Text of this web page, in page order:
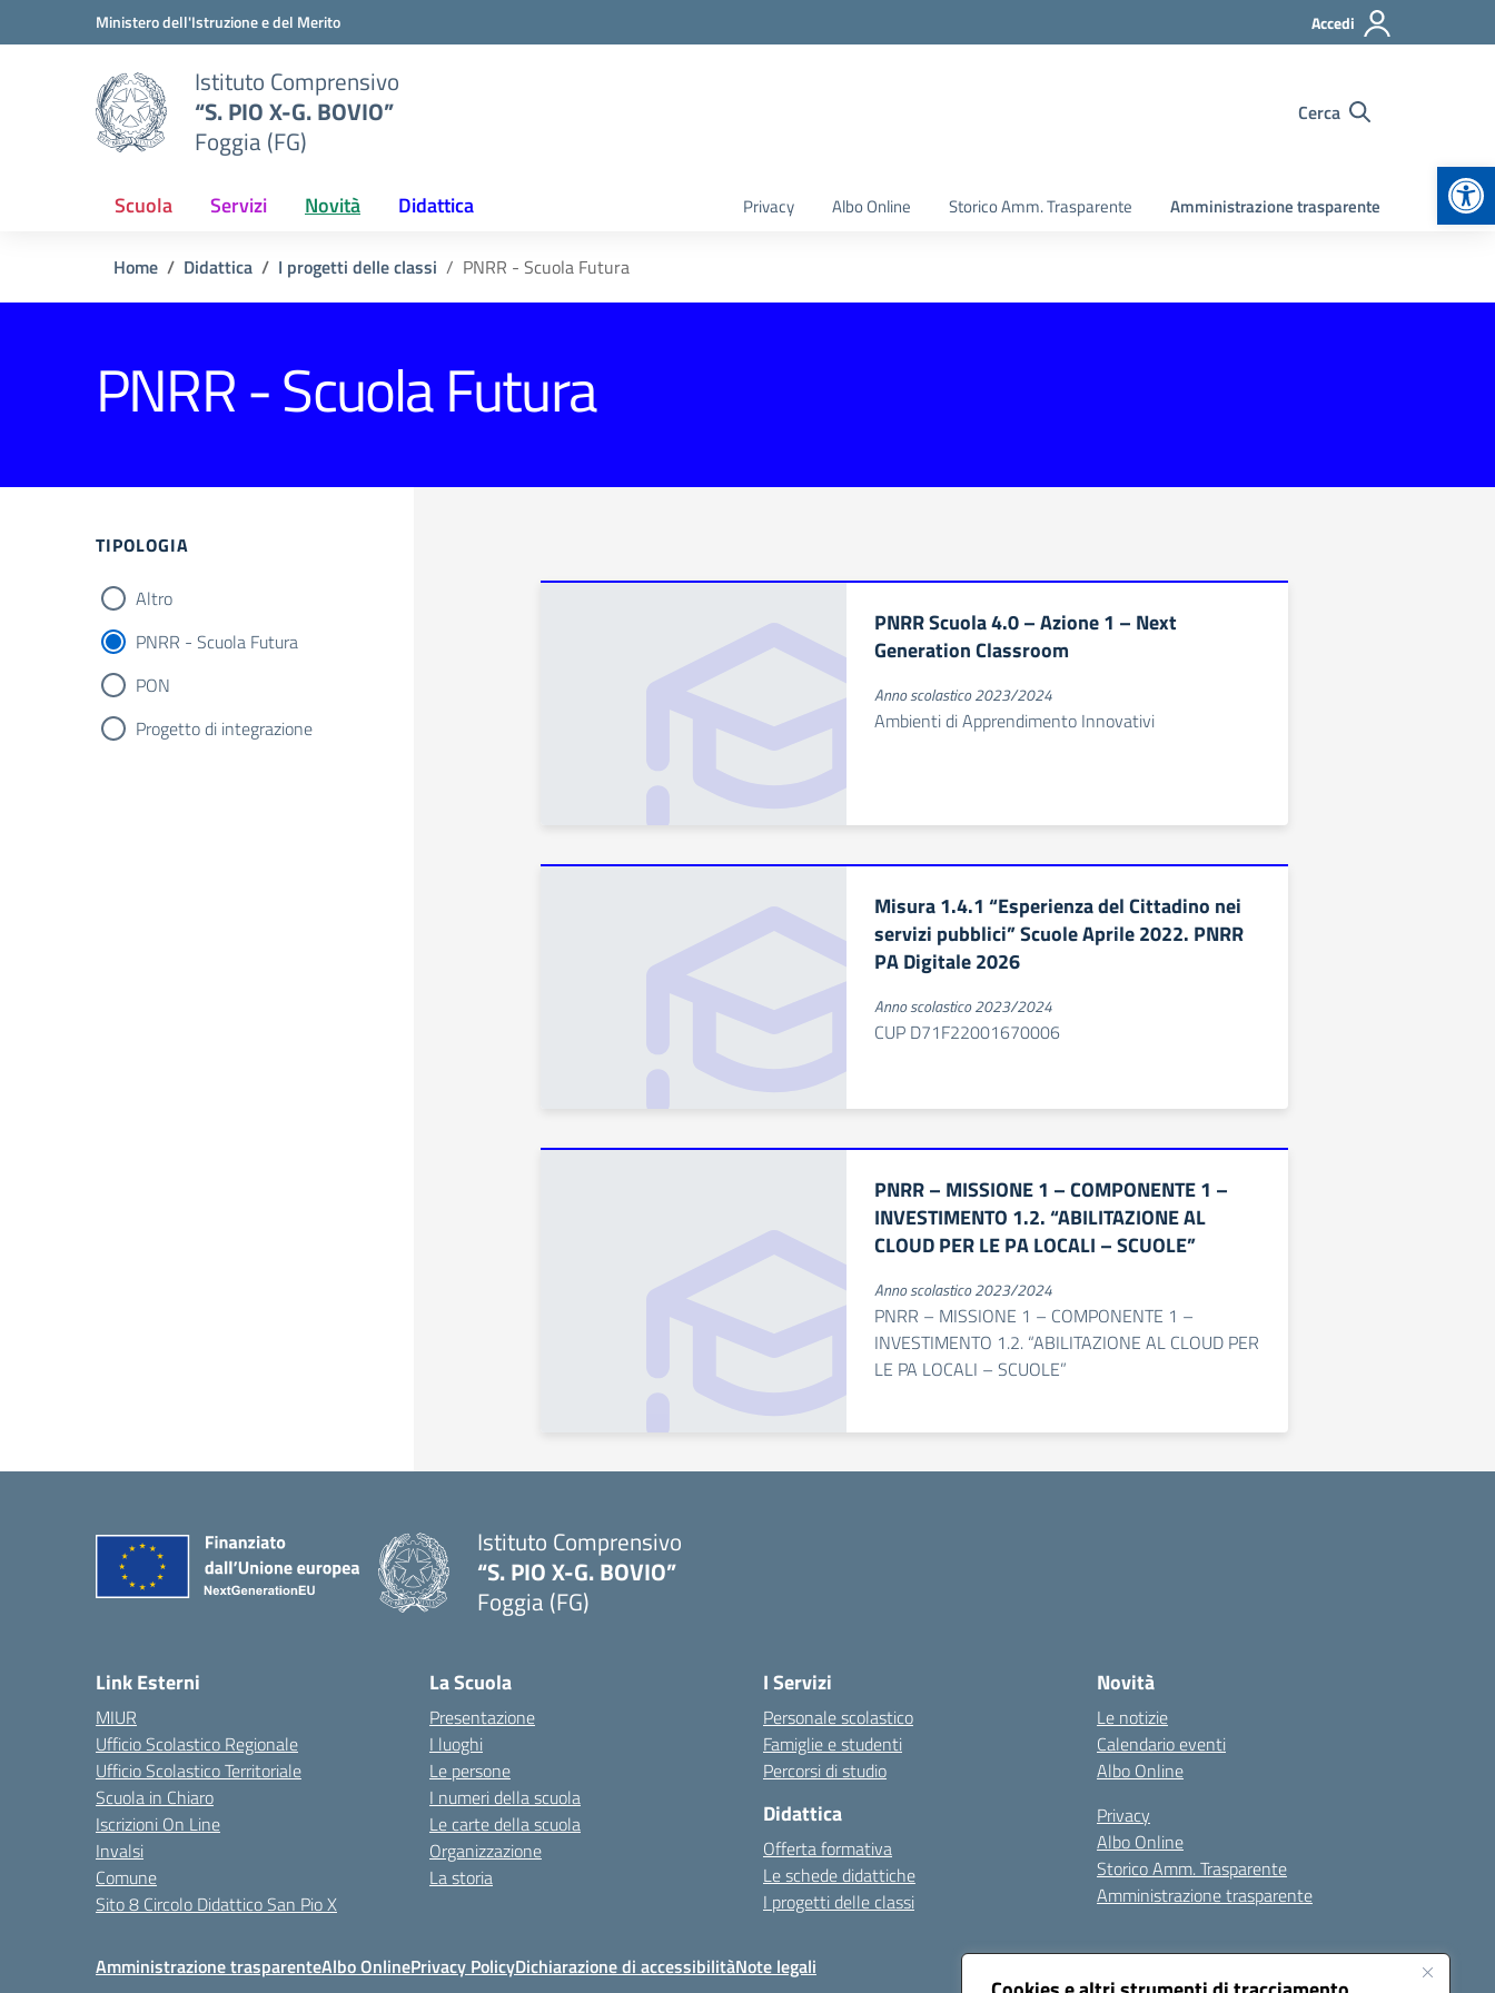
Vai ai contenuti
Vai al menu di navigazioneMinistero dell'Istruzione e del Merito Accedi
Istituto Comprensivo
“S. PIO X-G. BOVIO”
Foggia (FG)
Cerca
Scuola Servizi Novità Didattica Privacy Albo Online Storico Amm. Trasparente Amministrazione trasparente
Home Didattica I progetti delle classi PNRR - Scuola Futura
PNRR - Scuola Futura
Filtri
TIPOLOGIA
Altro
PNRR - Scuola Futura
PON
Progetto di integrazione
PNRR Scuola 4.0 – Azione 1 – Next
Generation Classroom
Anno scolastico 2023/2024
Ambienti di Apprendimento Innovativi
Misura 1.4.1 “Esperienza del Cittadino nei
servizi pubblici” Scuole Aprile 2022. PNRR
PA Digitale 2026
Anno scolastico 2023/2024
CUP D71F22001670006
PNRR – MISSIONE 1 – COMPONENTE 1 –
INVESTIMENTO 1.2. “ABILITAZIONE AL
CLOUD PER LE PA LOCALI – SCUOLE”
Anno scolastico 2023/2024
PNRR – MISSIONE 1 – COMPONENTE 1 –
INVESTIMENTO 1.2. “ABILITAZIONE AL CLOUD PER
LE PA LOCALI – SCUOLE”
Istituto Comprensivo
“S. PIO X-G. BOVIO”
Foggia (FG)
Link Esterni
MIUR
Ufficio Scolastico Regionale
Ufficio Scolastico Territoriale
Scuola in Chiaro
Iscrizioni On Line
Invalsi
Comune
Sito 8 Circolo Didattico San Pio X
La Scuola
Presentazione
I luoghi
Le persone
I numeri della scuola
Le carte della scuola
Organizzazione
La storia
I Servizi
Personale scolastico
Famiglie e studenti
Percorsi di studio
Didattica
Offerta formativa
Le schede didattiche
I progetti delle classi
Novità
Le notizie
Calendario eventi
Albo Online
Privacy
Albo Online
Storico Amm. Trasparente
Amministrazione trasparente
Amministrazione trasparenteAlbo OnlinePrivacy PolicyDichiarazione di accessibilitàNote legali